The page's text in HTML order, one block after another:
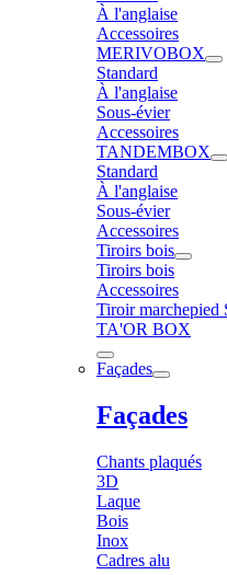
À l'anglaise
Accessoires
MERIVOBOX
Standard
À l'anglaise
Sous-évier
Accessoires
TANDEMBOX
Standard
À l'anglaise
Sous-évier
Accessoires
Tiroirs bois
Tiroirs bois
Accessoires
Tiroir marchepied
TA'OR BOX
Façades
Façades
Chants plaqués
3D
Laque
Bois
Inox
Cadres alu